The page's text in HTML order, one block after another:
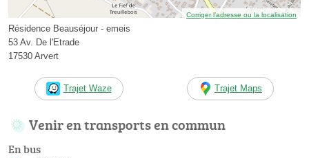
Corriger l’adresse ou la localisation
Résidence Beauséjour - emeis
53 Av. De l'Etrade
17530 Arvert
Trajet Waze Trajet Maps
Venir en transports en commun
En bus